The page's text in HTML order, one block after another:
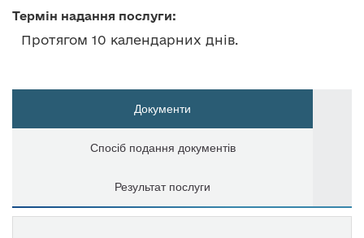
Термін надання послуги:
Протягом 10 календарних днів.
Документи
Спосіб подання документів
Результат послуги